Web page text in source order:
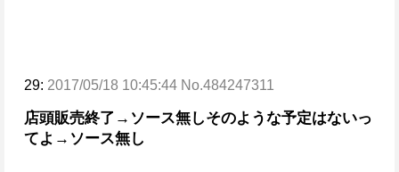
29: 2017/05/18 10:45:44 No.484247311
店頭販売終了→ソース無しそのような予定はないっ
てよ→ソース無し